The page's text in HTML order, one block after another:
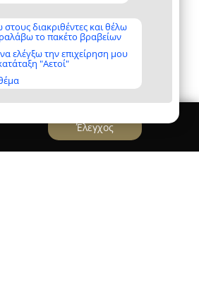
διακριθέντες και θέλω
το πακέτο βραβείων
ελέγξω την επιχείρηση μου
"Αετοί"
Έλεγχος